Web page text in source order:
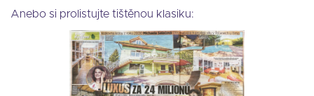
Anebo si prolistujte tištěnou klasiku: